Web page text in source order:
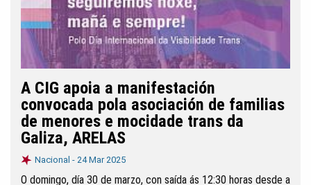
A CIG apoia a manifestación
convocada pola asociación de familias
de menores e mocidade trans da
Galiza, ARELAS
Nacional - 24 Mar 2025
O domingo, día 30 de marzo, con saída ás 12:30 horas desde a